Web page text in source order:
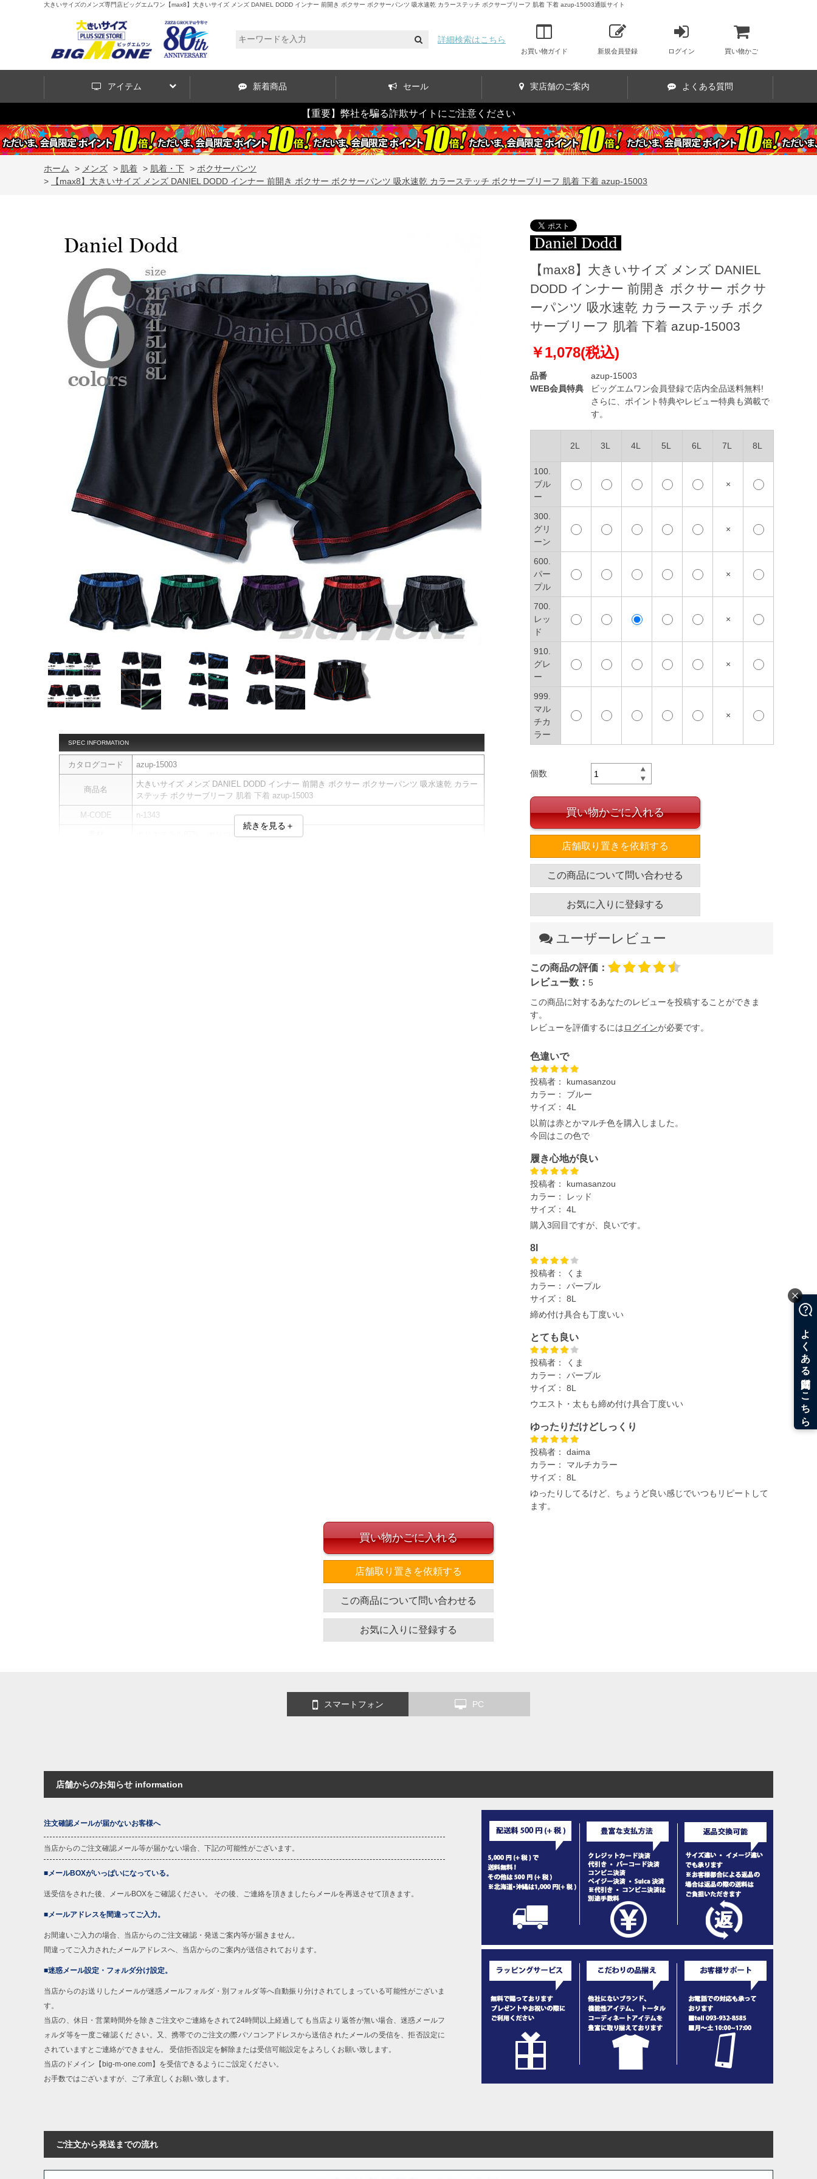
大きいサイズのメンズ専門店ビッグエムワン【max8】大きいサイズ メンズ DANIEL DODD インナー 前開き ボクサー ボクサーパンツ 吸水速乾 カラーステッチ ボクサーブリーフ 肌着 下着 azup-15003通販サイト
詳細検索はこちら
お買い物ガイド 新規会員登録 ログイン 買い物かご
アイテム 新着商品 セール 実店舗のご案内 よくある質問
【重要】弊社を騙る詐欺サイトにご注意ください
ホーム > メンズ > 肌着 > 肌着・下 > ボクサーパンツ
>
【max8】大きいサイズ メンズ DANIEL DODD インナー 前開き ボクサー ボクサーパンツ 吸水速乾 カラーステッチ ボクサーブリーフ 肌着 下着 azup-15003
SPEC INFORMATION
カタログコード azup-15003
商品名
大きいサイズ メンズ DANIEL DODD インナー 前開き ボクサー ボクサーパンツ 吸水速乾 カラー
ステッチ ボクサーブリーフ 肌着 下着 azup-15003
M-CODE n-1343
ポリエステル87%、ポリウレタン13%
続きを見る＋
【max8】大きいサイズ メンズ DANIEL
DODD インナー 前開き ボクサー ボクサ
ーパンツ 吸水速乾 カラーステッチ ボク
サーブリーフ 肌着 下着 azup-15003
￥1,078(税込)
品番
azup-15003
WEB会員特典
ビッグエムワン会員登録で店内全品送料無料!
さらに、ポイント特典やレビュー特典も満載で
す。
2L 3L 4L 5L 6L 7L 8L
100.
ブル
ー
×
300.
グリ
ーン
×
600.
パー
プル
×
700.
レッ
ド
×
910.
グレ
ー
×
999.
マル
チカ
ラー
×
個数
買い物かごに入れる
店舗取り置きを依頼する
この商品について問い合わせる
お気に入りに登録する
ユーザーレビュー
この商品の評価：
レビュー数： 5
この商品に対するあなたのレビューを投稿することができま
す。
レビューを評価するにはログインが必要です。
色違いで
投稿者：
kumasanzou
カラー：
ブルー
サイズ：
4L
以前は赤とかマルチ色を購入しました。
今回はこの色で
履き心地が良い
投稿者：
kumasanzou
カラー：
レッド
サイズ：
4L
購入3回目ですが、良いです。
8l
投稿者：
くま
カラー：
パープル
サイズ：
8L
締め付け具合も丁度いい
とても良い
投稿者：
くま
カラー：
パープル
サイズ：
8L
ウエスト・太もも締め付け具合丁度いい
ゆったりだけどしっくり
投稿者：
daima
カラー：
マルチカラー
サイズ：
8L
ゆったりしてるけど、ちょうど良い感じでいつもリピートして
ます。
買い物かごに入れる
店舗取り置きを依頼する
この商品について問い合わせる
お気に入りに登録する
スマートフォン PC
店舗からのお知らせ information
注文確認メールが届かないお客様へ
当店からのご注文確認メール等が届かない場合、下記の可能性がございます。
■メールBOXがいっぱいになっている。
送受信をされた後、メールBOXをご確認ください。 その後、ご連絡を頂きましたらメールを再送させて頂きます。
■メールアドレスを間違ってご入力。
お間違いご入力の場合、当店からのご注文確認・発送ご案内等が届きません。
間違ってご入力されたメールアドレスへ、当店からのご案内が送信されております。
■迷惑メール設定・フォルダ分け設定。
当店からのお送りしたメールが迷惑メールフォルダ・別フォルダ等へ自動振り分けされてしまっている可能性がございま
す。
当店の、休日・営業時間外を除きご注文やご連絡をされて24時間以上経過しても当店より返答が無い場合、迷惑メールフ
ォルダ等を一度ご確認くだ さい。又、携帯でのご注文の際パソコンアドレスから送信されたメールの受信を、拒否設定に
されていますとご連絡ができません。 受信拒否設定を解除または受信可能設定をよろしくお願い致します。
当店のドメイン【big-m-one.com】を受信できるようにご設定ください。
お手数ではございますが、ご了承宜しくお願い致します。
ご注文から発送までの流れ